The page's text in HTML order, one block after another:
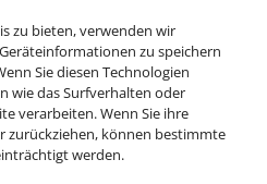
zu bieten, verwenden wir
zu speichern
Sie diesen Technologien
wie das Surfverhalten oder
verarbeiten. Wenn Sie ihre
zurückziehen, können bestimmte
werden.
als 1000 Airlines